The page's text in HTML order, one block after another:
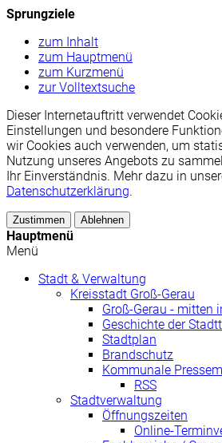
Sprungziele
zum Inhalt
zum Hauptmenü
zum Kurzmenü
zur Volltextsuche
Dieser Internetauftritt verwendet
Einstellungen und besondere
wir Cookies auch verwenden, um
Nutzung unseres Angebots zu
Ihr Einverständnis. Mehr dazu in
Datenschutzerklärung.
Zustimmen Ablehnen
Hauptmenü
Menü
Stadt & Verwaltung
Kreisstadt Groß-Gerau
Groß-Gerau - mitten
Geschichte der
Stadtplan
Brandschutz
Kommunale
RSS
Stadtverwaltung
Öffnungszeiten
Online-